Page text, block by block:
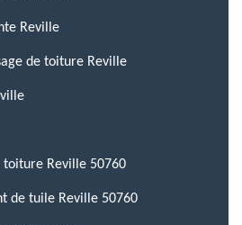
Reville
de toiture Reville
toiture Reville 50760
de tuile Reville 50760